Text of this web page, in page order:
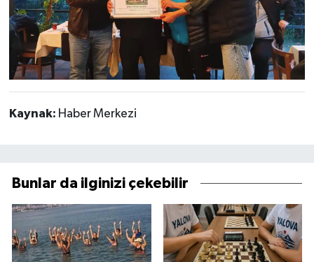
Kaynak: Haber Merkezi
Bunlar da ilginizi çekebilir